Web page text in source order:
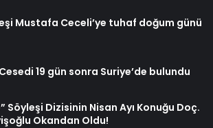
Mustafa Ceceli’ye tuhaf doğum günü
Cesedi 19 gün sonra Suriye’de bulundu
Söyleşi Dizisinin Nisan Ayı Konuğu Doç.
Okandan Oldu!